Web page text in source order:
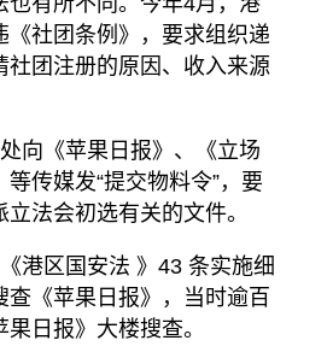
《社团条例》，要求组织递
社团注册的原因、收入来源
向《苹果日报》、《立场
传媒发“提交物料令”，要
法会初选有关的文件。
港区国安法 》43 条实施细
《苹果日报》，当时逾百
日报》大楼搜查。